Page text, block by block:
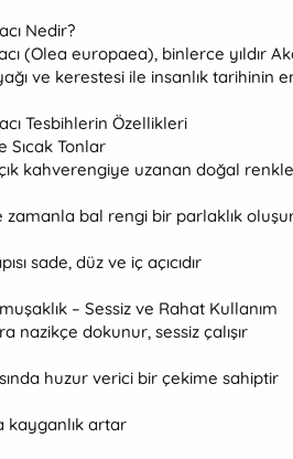
Nedir?
(Olea europaea), binlerce yıldır
ve kerestesi ile insanlık tarihinin
Tesbihlerin Özellikleri
Sıcak Tonlar
kahverengiye uzanan doğal
zamanla bal rengi bir parlaklık
sade, düz ve iç açıcıdır
– Sessiz ve Rahat Kullanım
nazikçe dokunur, sessiz çalışır
huzur verici bir çekime sahiptir
kayganlık artar